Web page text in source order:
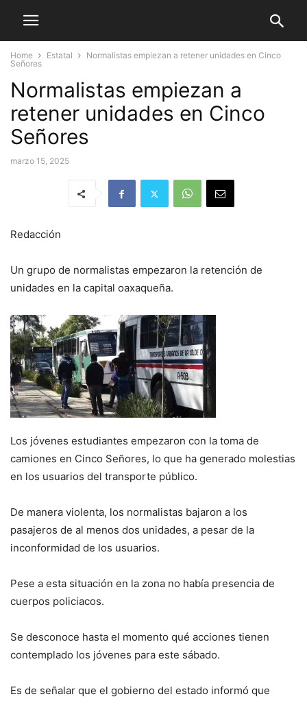
Home Estatal
Normalistas empiezan a retener unidades en Cinco
Señores
Normalistas empiezan a
retener unidades en Cinco
Señores
marzo 15, 2025
Redacción
Un grupo de normalistas empezaron la retención de
unidades en la capital oaxaqueña.
Los jóvenes estudiantes empezaron con la toma de
camiones en Cinco Señores, lo que ha generado molestias
en los usuarios del transporte público.
De manera violenta, los normalistas bajaron a los
pasajeros de al menos dos unidades, a pesar de la
inconformidad de los usuarios.
Pese a esta situación en la zona no había presencia de
cuerpos policiacos.
Se desconoce hasta el momento qué acciones tienen
contemplado los jóvenes para este sábado.
Es de señalar que el gobierno del estado informó que